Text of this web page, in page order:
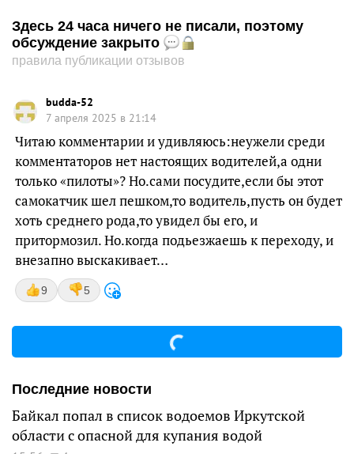
Здесь 24 часа ничего не писали, поэтому
обсуждение закрыто
правила публикации отзывов
budda-52
7 апреля 2025 в 21:14
Читаю комментарии и удивляюсь:неужели среди
комментаторов нет настоящих водителей,а одни
только «пилоты»? Но.сами посудите,если бы этот
самокатчик шел пешком,то водитель,пусть он будет
хоть среднего рода,то увидел бы его, и
притормозил. Но.когда подьезжаешь к переходу, и
внезапно выскакивает…
9 5
Последние новости
Байкал попал в список водоемов Иркутской
области с опасной для купания водой